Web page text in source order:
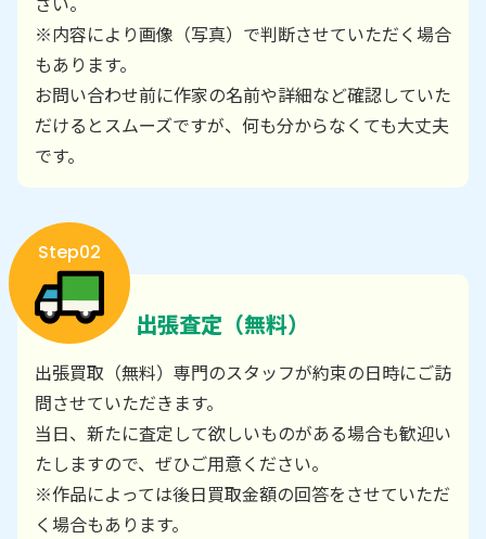
※内容により画像（写真）で判断させていただく場合
もあります。
お問い合わせ前に作家の名前や詳細など確認していた
だけるとスムーズですが、何も分からなくても大丈夫
です。
Step02
出張査定（無料）
出張買取（無料）専門のスタッフが約束の日時にご訪
問させていただきます。
当日、新たに査定して欲しいものがある場合も歓迎い
たしますので、ぜひご用意ください。
※作品によっては後日買取金額の回答をさせていただ
く場合もあります。